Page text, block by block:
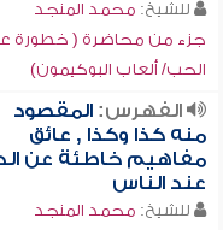
للشيخ: محمد المنجد
جزء من محاضرة ( خطورة
الحب/ ألعاب البوكيمون)
الفهرس:المقصود
منه كذا وكذا , عائق
مفاهيم خاطئة عن
عند الناس
للشيخ: محمد المنجد